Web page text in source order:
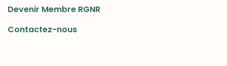
Devenir Membre RGNR
Contactez-nous